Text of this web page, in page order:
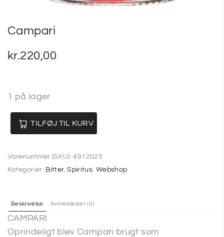
Campari
kr.220,00
1 på lager
TILFØJ TIL KURV
Varenummer (SKU):4912025
Kategorier: Bitter,Spiritus, Webshop
Beskrivelse Anmeldelser (0)
CAMPARI
Oprindeligt blev Campari brugt som